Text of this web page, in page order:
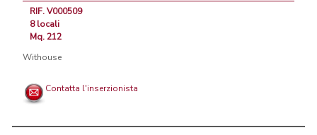
RIF. V000509
8 locali
Mq. 212
Withouse
Contatta l'inserzionista